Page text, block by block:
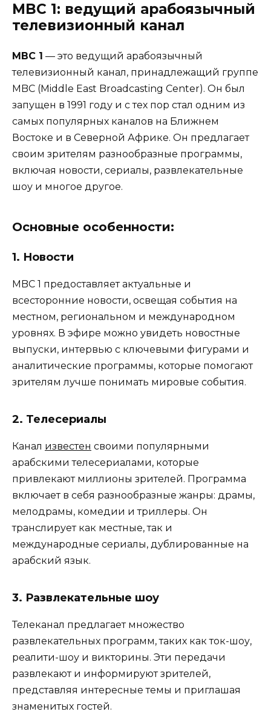
MBC 1: ведущий арабоязычный
телевизионный канал
MBC 1 — это ведущий арабоязычный
телевизионный канал, принадлежащий группе
MBC (Middle East Broadcasting Center). Он был
запущен в 1991 году и с тех пор стал одним из
самых популярных каналов на Ближнем
Востоке и в Северной Африке. Он предлагает
своим зрителям разнообразные программы,
включая новости, сериалы, развлекательные
шоу и многое другое.
Основные особенности:
1. Новости
MBC 1 предоставляет актуальные и
всесторонние новости, освещая события на
местном, региональном и международном
уровнях. В эфире можно увидеть новостные
выпуски, интервью с ключевыми фигурами и
аналитические программы, которые помогают
зрителям лучше понимать мировые события.
2. Телесериалы
Канал известен своими популярными
арабскими телесериалами, которые
привлекают миллионы зрителей. Программа
включает в себя разнообразные жанры: драмы,
мелодрамы, комедии и триллеры. Он
транслирует как местные, так и
международные сериалы, дублированные на
арабский язык.
3. Развлекательные шоу
Телеканал предлагает множество
развлекательных программ, таких как ток-шоу,
реалити-шоу и викторины. Эти передачи
развлекают и информируют зрителей,
представляя интересные темы и приглашая
знаменитых гостей.